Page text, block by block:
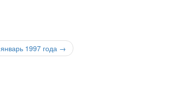
январь 1997 года →